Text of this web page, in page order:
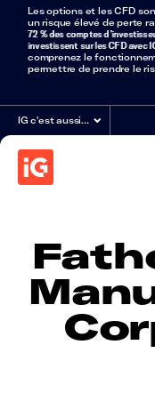
Les options et les CFD
un risque élevé de perte
72 % des comptes
investissent sur les CFD avec
comprenez le
permettre de prendre le
IG c'est aussi…